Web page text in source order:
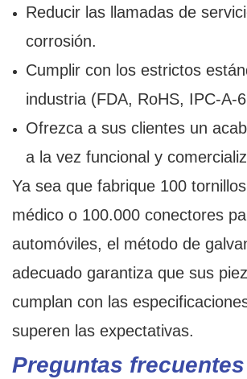
Reducir las llamadas de
corrosión.
Cumplir con los estrictos
industria (FDA, RoHS, IPC-A-
Ofrezca a sus clientes un
a la vez funcional y
Ya sea que fabrique 100
médico o 100.000 conectores
automóviles, el método de
adecuado garantiza que sus
cumplan con las
superen las expectativas.
Preguntas